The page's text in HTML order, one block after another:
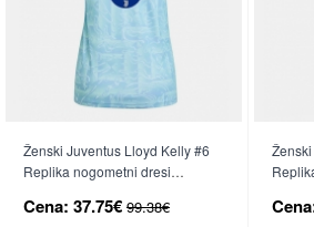
Ženski Juventus Lloyd Kelly #6
Replika nogometni dresi
Cena: 37.75€ 99.38€